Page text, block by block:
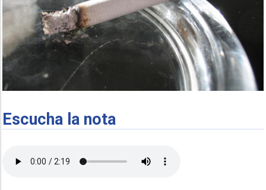
Escucha la nota